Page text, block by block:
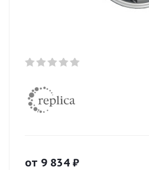
от 9 834 ₽